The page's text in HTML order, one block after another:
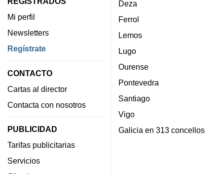
Mi perfil
Newsletters
Regístrate
CONTACTO
Cartas al director
Contacta con nosotros
PUBLICIDAD
Tarifas publicitarias
Servicios
Deza
Ferrol
Lemos
Lugo
Ourense
Pontevedra
Santiago
Vigo
Galicia en 313 concellos